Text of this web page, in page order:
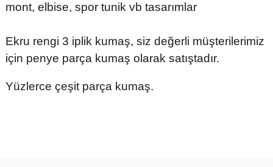
mont, elbise, spor tunik vb tasarımlar
Ekru rengi 3 iplik kumaş, siz değerli müşterilerimiz
için penye parça kumaş olarak satıştadır.
Yüzlerce çeşit parça kumaş.